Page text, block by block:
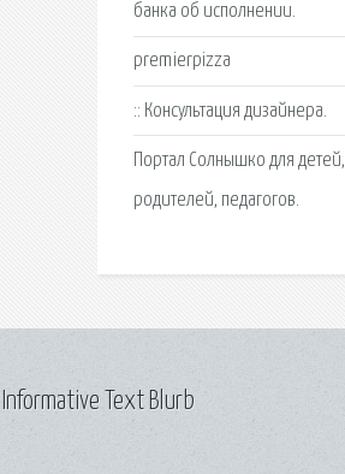
банка об исполнении.
premierpizza
:: Консультация дизайнера.
Портал Солнышко для детей,
родителей, педагогов.
Text Blurb